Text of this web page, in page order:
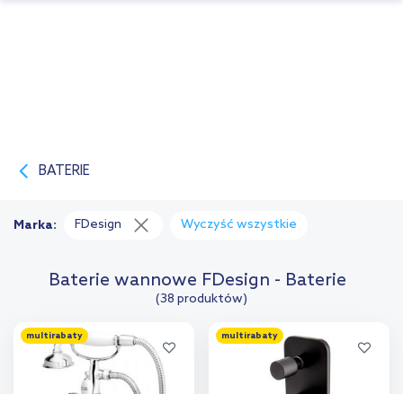
BATERIE
Baterie wannowe FDesign - Baterie
(38 produktów)
Marka: FDesign Wyczyść wszystkie
multirabaty multirabaty